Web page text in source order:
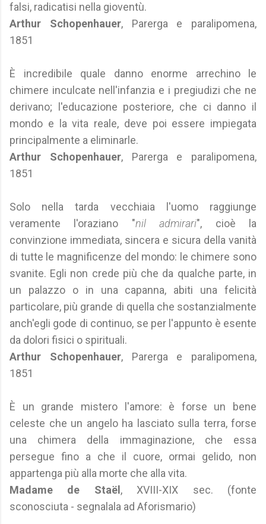
falsi, radicatisi nella gioventù.
Arthur Schopenhauer, Parerga e paralipomena,
1851
È incredibile quale danno enorme arrechino le
chimere inculcate nell'infanzia e i pregiudizi che ne
derivano; l'educazione posteriore, che ci danno il
mondo e la vita reale, deve poi essere impiegata
principalmente a eliminarle.
Arthur Schopenhauer, Parerga e paralipomena,
1851
Solo nella tarda vecchiaia l'uomo raggiunge
veramente l'oraziano "nil admirari", cioè la
convinzione immediata, sincera e sicura della vanità
di tutte le magnificenze del mondo: le chimere sono
svanite. Egli non crede più che da qualche parte, in
un palazzo o in una capanna, abiti una felicità
particolare, più grande di quella che sostanzialmente
anch'egli gode di continuo, se per l'appunto è esente
da dolori fisici o spirituali.
Arthur Schopenhauer, Parerga e paralipomena,
1851
È un grande mistero l'amore: è forse un bene
celeste che un angelo ha lasciato sulla terra, forse
una chimera della immaginazione, che essa
persegue fino a che il cuore, ormai gelido, non
appartenga più alla morte che alla vita.
Madame de Staël , XVIII-XIX sec. (fonte
sconosciuta - segnalala ad Aforismario)